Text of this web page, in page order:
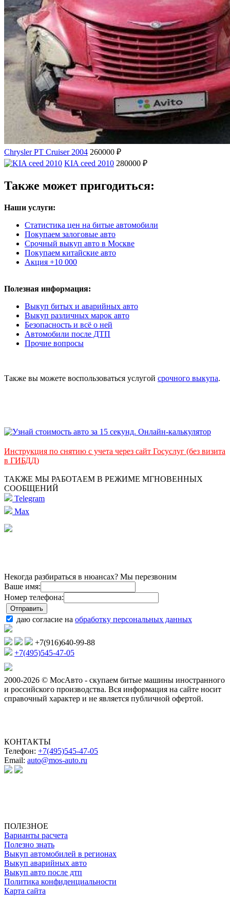
Chrysler PT Cruiser 2004 260000 ₽
KIA ceed 2010 280000 ₽
Также может пригодиться:
Наши услуги:
Статистика цен на битые автомобили
Покупаем залоговые авто
Срочный выкуп авто в Москве
Покупаем китайские авто
Акция +10 000
Полезная информация:
Выкуп битых и аварийных авто
Выкуп различных марок авто
Безопасность и всё о ней
Автомобили после ДТП
Прочие вопросы
Также вы можете воспользоваться услугой срочного выкупа.
Инструкция по снятию с учета через сайт Госуслуг (без визита
в ГИБДД)
ТАКЖЕ МЫ РАБОТАЕМ В РЕЖИМЕ МГНОВЕННЫХ
СООБЩЕНИЙ
Telegram
Max
Некогда разбираться в нюансах? Мы перезвоним
Ваше имя:
Номер телефона:
даю согласие на обработку персональных данных
+7(916)640-99-88
+7(495)545-47-05
2000-2026 © МосАвто - скупаем битые машины иностранного
и российского производства. Вся информация на сайте носит
справочный характер и не является публичной офертой.
КОНТАКТЫ
Телефон: +7(495)545-47-05
Email: auto@mos-auto.ru
ПОЛЕЗНОЕ
Варианты расчета
Полезно знать
Выкуп автомобилей в регионах
Выкуп аварийных авто
Выкуп авто после дтп
Политика конфиденциальности
Карта сайта